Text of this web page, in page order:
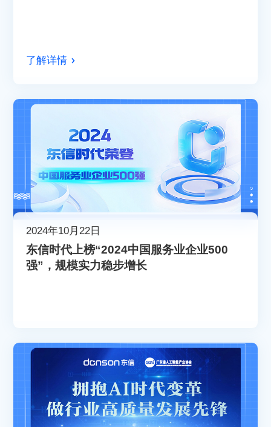
了解详情
2024年10月22日
东信时代上榜“2024中国服务业企业500
强”，规模实力稳步增长